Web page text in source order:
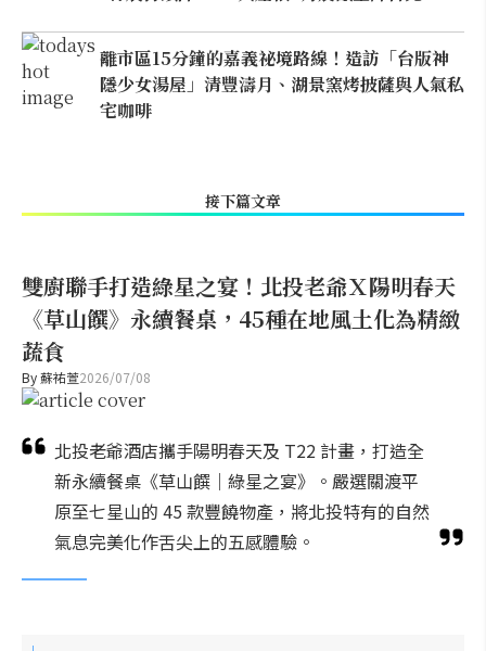
離市區15分鐘的嘉義祕境路線！造訪「台版神
隱少女湯屋」清豐濤月、湖景窯烤披薩與人氣私
宅咖啡
接下篇文章
雙廚聯手打造綠星之宴！北投老爺Ｘ陽明春天
《草山饌》永續餐桌，45種在地風土化為精緻
蔬食
By蘇祐萱2026/07/08
北投老爺酒店攜手陽明春天及 T22 計畫，打造全
新永續餐桌《草山饌｜綠星之宴》。嚴選關渡平
原至七星山的 45 款豐饒物產，將北投特有的自然
氣息完美化作舌尖上的五感體驗。